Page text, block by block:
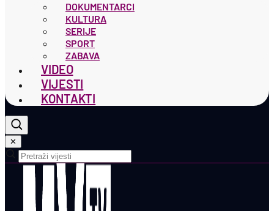
DOKUMENTARCI
KULTURA
SERIJE
SPORT
ZABAVA
VIDEO
VIJESTI
KONTAKTI
✕